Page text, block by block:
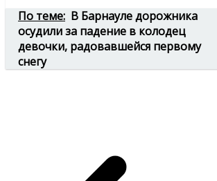
Link
Отправить
По теме: В Барнауле дорожника
осудили за падение в колодец
девочки, радовавшейся первому
снегу